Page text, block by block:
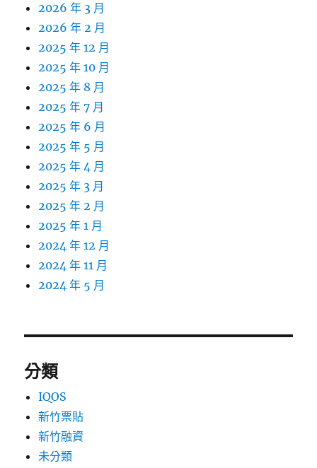
2026 年 3 月
2026 年 2 月
2025 年 12 月
2025 年 10 月
2025 年 8 月
2025 年 7 月
2025 年 6 月
2025 年 5 月
2025 年 4 月
2025 年 3 月
2025 年 2 月
2025 年 1 月
2024 年 12 月
2024 年 11 月
2024 年 5 月
分類
IQOS
新竹票貼
新竹融資
未分類